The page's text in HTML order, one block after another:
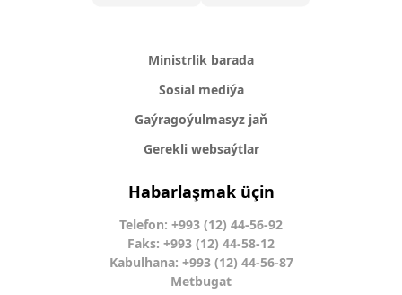
Ministrlik barada
Sosial mediýa
Gaýragoýulmasyz jaň
Gerekli websaýtlar
Habarlaşmak üçin
Telefon: +993 (12) 44-56-92
Faks: +993 (12) 44-58-12
Kabulhana: +993 (12) 44-56-87
Metbugat